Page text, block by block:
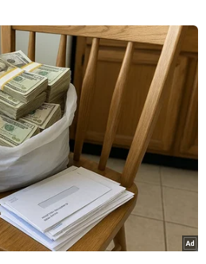
Đông; độ sâu chấn tiêu
ro thiên tai cấp 0.
Kon Plông được các
là động đất kích thích;
và liên tục kể từ năm 2021
Các khoa học Trái đất,
Anh cho biết, khu vực
và huyện Kon Plông
gãy nhỏ.